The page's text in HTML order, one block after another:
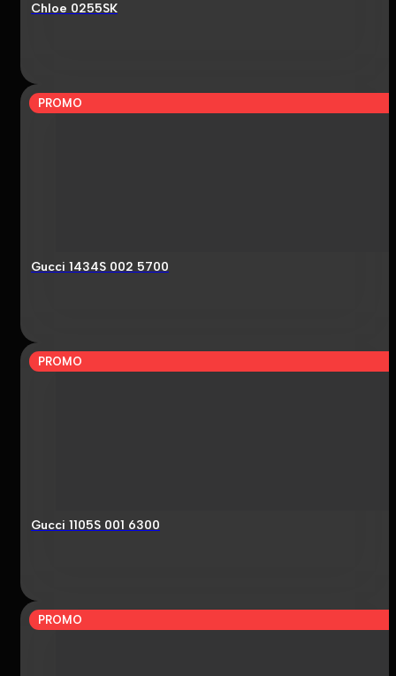
Chloe 0255SK
PROMO
Gucci 1434S 002 5700
PROMO
Gucci 1105S 001 6300
PROMO